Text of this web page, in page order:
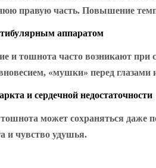
правую часть. Повышение
аппаратом
и тошнота часто возникают
«мушки» перед глазами
и сердечной недостаточности
может сохраняться даже
и чувство удушья.